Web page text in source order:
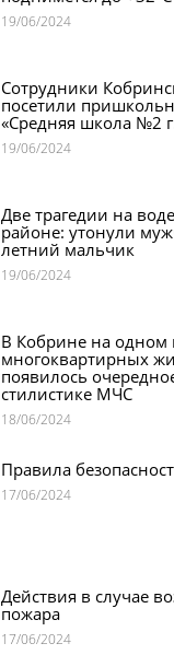
19/06/2024
19/06/2024
Сотрудники
посетили
«Средняя школа №2
19/06/2024
Две трагедии на
районе: утонули
летний мальчик
18/06/2024
В Кобрине на одном
многоквартирных
появилось
стилистике МЧС
17/06/2024
Правила
17/06/2024
Действия в случае
пожара